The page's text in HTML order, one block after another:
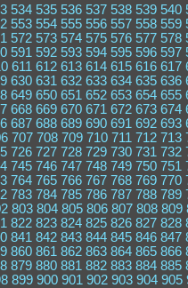
534 535 536 537 538 539 540
553 554 555 556 557 558 559
572 573 574 575 576 577 578
591 592 593 594 595 596 597
611 612 613 614 615 616 617
630 631 632 633 634 635 636
649 650 651 652 653 654 655
668 669 670 671 672 673 674
687 688 689 690 691 692 693
707 708 709 710 711 712 713
726 727 728 729 730 731 732
745 746 747 748 749 750 751
764 765 766 767 768 769 770
783 784 785 786 787 788 789
803 804 805 806 807 808 809
822 823 824 825 826 827 828
841 842 843 844 845 846 847
860 861 862 863 864 865 866
879 880 881 882 883 884 885
899 900 901 902 903 904 905